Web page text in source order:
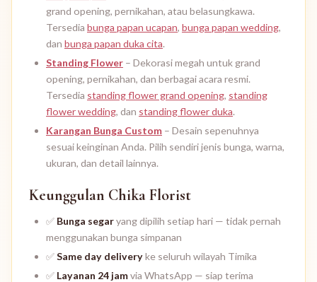
grand opening, pernikahan, atau belasungkawa.
Tersedia bunga papan ucapan, bunga papan wedding,
dan bunga papan duka cita.
Standing Flower – Dekorasi megah untuk grand
opening, pernikahan, dan berbagai acara resmi.
Tersedia standing flower grand opening, standing
flower wedding, dan standing flower duka.
Karangan Bunga Custom – Desain sepenuhnya
sesuai keinginan Anda. Pilih sendiri jenis bunga, warna,
ukuran, dan detail lainnya.
Keunggulan Chika Florist
✅ Bunga segaryang dipilih setiap hari — tidak pernah
menggunakan bunga simpanan
✅Same day deliveryke seluruh wilayah Timika
✅ Layanan 24 jamvia WhatsApp — siap terima